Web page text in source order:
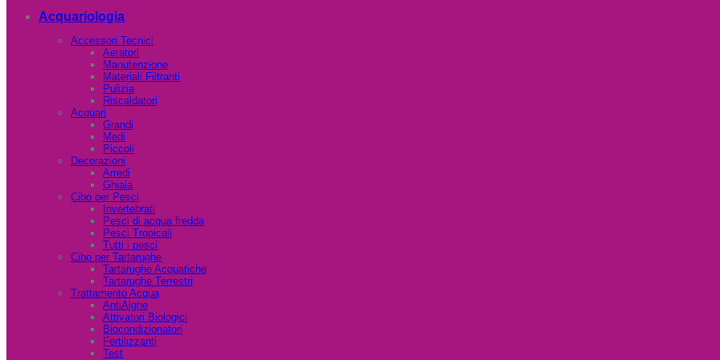
Acquariologia
Accessori Tecnici
Aeratori
Manutenzione
Materiali Filtranti
Pulizia
Riscaldatori
Acquari
Grandi
Medi
Piccoli
Decorazioni
Arredi
Ghiaia
Cibo per Pesci
Invertebrati
Pesci di acqua fredda
Pesci Tropicali
Tutti i pesci
Cibo per Tartarughe
Tartarughe Acquatiche
Tartarughe Terrestri
Trattamento Acqua
AntiAlghe
Attivatori Biologici
Biocondizionatori
Fertilizzanti
Test